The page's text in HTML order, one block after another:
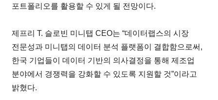
포트폴리오를 활용할 수 있게 될 전망이다.
제프리 T. 슬로빈 미니탭 CEO는 “데이터랩스의 시장
전문성과 미니탭의 데이터 분석 플랫폼이 결합함으로써,
한국 기업들이 데이터 기반의 의사결정을 통해 제조업
분야에서 경쟁력을 강화할 수 있도록 지원할 것”이라고
밝혔다.